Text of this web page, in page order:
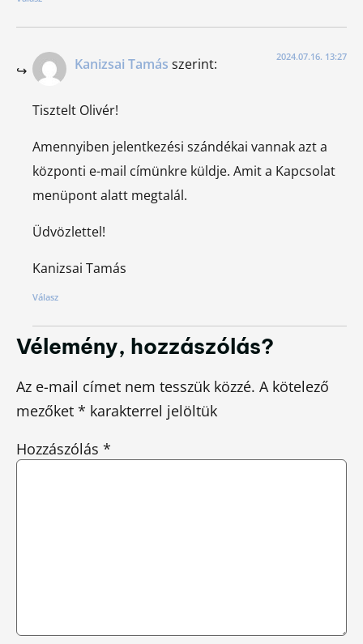
Kanizsai Tamás szerint: 2024.07.16. 13:27
Tisztelt Olivér!
Amennyiben jelentkezési szándékai vannak azt a
központi e-mail címünkre küldje. Amit a Kapcsolat
menüpont alatt megtalál.
Üdvözlettel!
Kanizsai Tamás
Válasz
Vélemény, hozzászólás?
Az e-mail címet nem tesszük közzé. A kötelező
mezőket * karakterrel jelöltük
Hozzászólás *